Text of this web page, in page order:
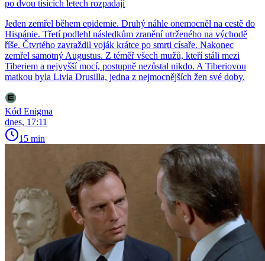
po dvou tisících letech rozpadají
Jeden zemřel během epidemie. Druhý náhle onemocněl na cestě do
Hispánie. Třetí podlehl následkům zranění utrženého na východě
říše. Čtvrtého zavraždil voják krátce po smrti císaře. Nakonec
zemřel samotný Augustus. Z téměř všech mužů, kteří stáli mezi
Tiberiem a nejvyšší mocí, postupně nezůstal nikdo. A Tiberiovou
matkou byla Livia Drusilla, jedna z nejmocnějších žen své doby.
Kód Enigma
dnes, 17:11
15 min